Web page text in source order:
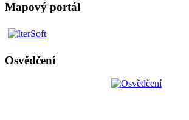
Mapový portál
Osvědčení